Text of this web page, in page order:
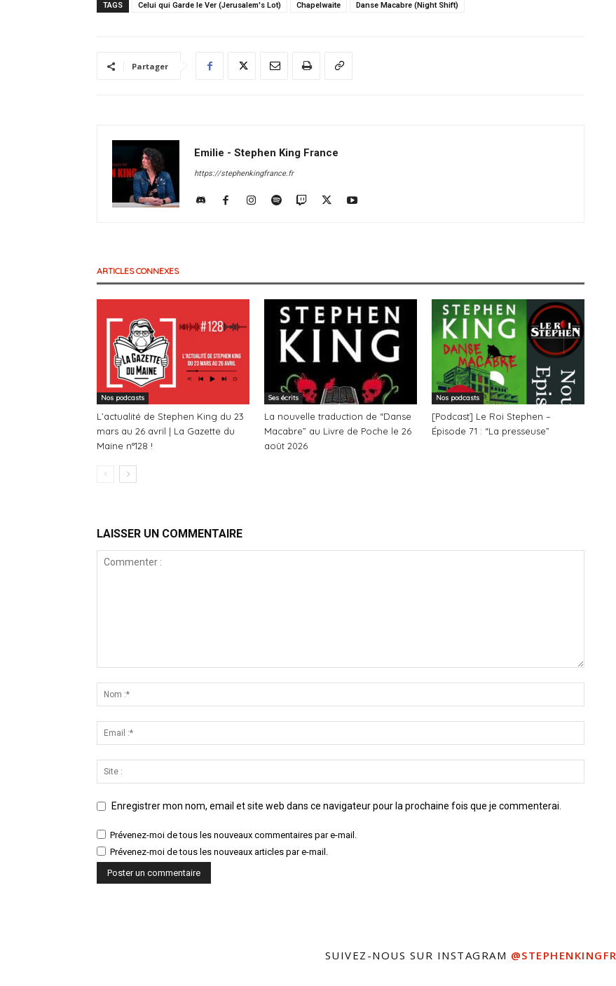
TAGS
Celui qui Garde le Ver (Jerusalem's Lot) Chapelwaite Danse Macabre (Night Shift)
Partager
Emilie - Stephen King France
https://stephenkingfrance.fr
ARTICLES CONNEXES
Nos podcasts
L’actualité de Stephen King du 23
mars au 26 avril | La Gazette du
Maine n°128 !
Ses écrits
La nouvelle traduction de “Danse
Macabre” au Livre de Poche le 26
août 2026
Nos podcasts
[Podcast] Le Roi Stephen –
Épisode 71 : “La presseuse”
LAISSER UN COMMENTAIRE
Enregistrer mon nom, email et site web dans ce navigateur pour la prochaine fois que je commenterai.
Prévenez-moi de tous les nouveaux commentaires par e-mail.
Prévenez-moi de tous les nouveaux articles par e-mail.
SUIVEZ-NOUS SUR INSTAGRAM @STEPHENKINGFR